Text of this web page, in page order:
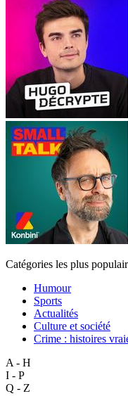
Catégories les plus
Humour
Sports
Actualités
Culture et société
Crime : histoires
A - H
I - P
Q - Z